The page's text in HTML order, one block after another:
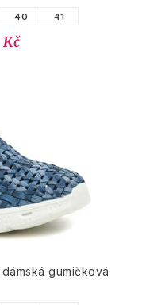
40 41
gumičková